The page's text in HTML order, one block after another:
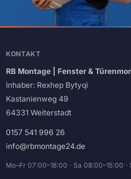
KONTAKT
RB Montage | Fenster &
Inhaber: Rexhep Bytyqi
Kastanienweg 49
64331 Weiterstadt
0157 541 996 26
info@rbmontage24.de
Mo–Fr 07:00–18:00 · Sa 08:00–15:00 ·